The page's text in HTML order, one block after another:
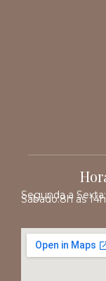
Segunda a Sexta:
Sábado:8h às 14h